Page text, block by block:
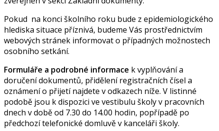
Pokud na konci školního roku bude z epidemiologického
hlediska situace příznivá, budeme Vás prostřednictvím
webových stránek informovat o případných možnostech
osobního setkání.
Formuláře a podrobné informace k vyplňování a
doručení dokumentů, přidělení registračních čísel a
oznámení o přijetí najdete v odkazech níže. V listinné
podobě jsou k dispozici ve vestibulu školy v pracovních
dnech v době od 7.30 do 14.00 hodin, popřípadě po
předchozí telefonické domluvě v kanceláři školy.